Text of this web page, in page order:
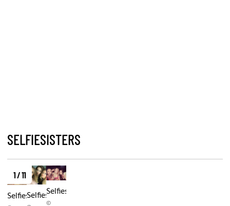
SELFIESISTERS
1 / 11
Selfiesisters
Selfiesisters
Selfiesisters
©